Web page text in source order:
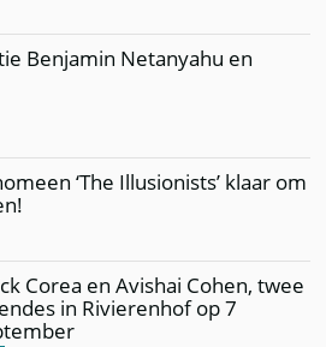
Benjamin Netanyahu en
‘The Illusionists’ klaar om
Corea en Avishai Cohen, twee
in Rivierenhof op 7